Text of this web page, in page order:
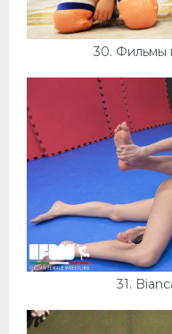
30. Фильмы
31.